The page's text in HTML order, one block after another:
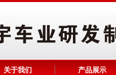
关于我们 产品展示